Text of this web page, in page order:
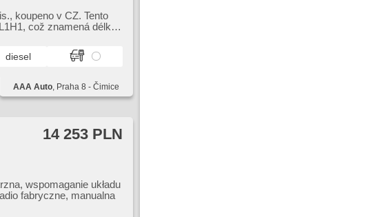
układu
dachowe, radio
koupeno v CZ. Tento
což znamená délku
diesel
AAA Auto, Praha 8 - Čimice
14 253 PLN
wspomaganie układu
fabryczne, manualna